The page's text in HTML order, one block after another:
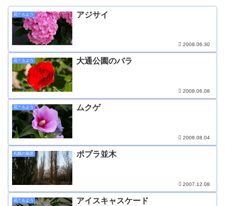
花＊もよう アジサイ
2008.06.30
花＊もよう 大通公園のバラ
2008.06.08
花＊もよう ムクゲ
2008.08.04
札幌の風景 ポプラ並木
2007.12.08
花＊もよう アイスキャスケード